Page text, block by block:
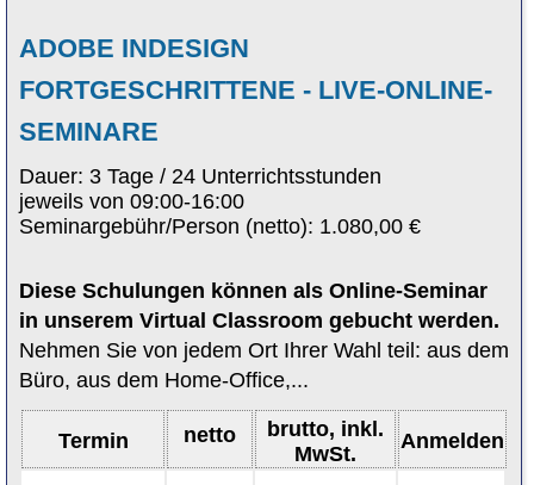
ADOBE INDESIGN
FORTGESCHRITTENE - LIVE-ONLINE-
SEMINARE
Dauer: 3 Tage / 24 Unterrichtsstunden
jeweils von 09:00-16:00
Seminargebühr/Person (netto): 1.080,00 €
Diese Schulungen können als Online-Seminar
in unserem Virtual Classroom gebucht werden.
Nehmen Sie von jedem Ort Ihrer Wahl teil: aus dem
Büro, aus dem Home-Office,...
Termin netto
brutto, inkl.
MwSt.
Anmelden